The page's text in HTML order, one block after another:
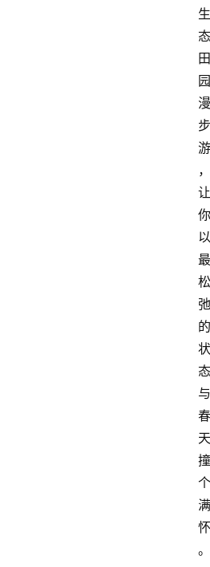
生
态
田
园
漫
步
游
，
让
你
以
最
松
弛
的
状
态
与
春
天
撞
个
满
怀
。